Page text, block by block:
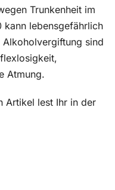
Trunkenheit im
kann lebensgefährlich
sind
Atmung.
Artikel lest Ihr in der